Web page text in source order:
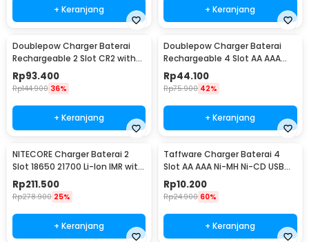
+ Keranjang + Keranjang
Doublepow Charger Baterai
Rechargeable 2 Slot CR2 with
CR2 2 PCS - DP-K06
Rp93.400
Rp144.900 36%
+ Keranjang
Doublepow Charger Baterai
Rechargeable 4 Slot AA AAA
with AA 4 PCS - DP-U82
Rp44.100
Rp75.900 42%
+ Keranjang
NITECORE Charger Baterai 2
Slot 18650 21700 Li-Ion IMR with
LED Light - UI2
Rp211.500
Rp278.900 25%
+ Keranjang
Taffware Charger Baterai 4
Slot AA AAA Ni-MH Ni-CD USB
Plug - B-04
Rp10.200
Rp24.900 60%
+ Keranjang